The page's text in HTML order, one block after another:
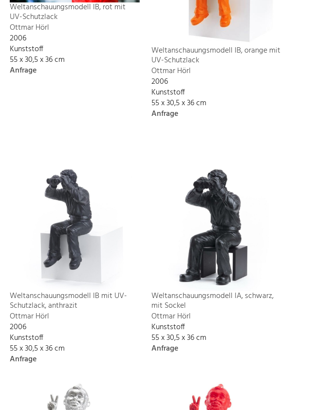
Weltanschauungsmodell IB, rot mit
UV-Schutzlack
Ottmar Hörl
2006
Kunststoff
55 x 30,5 x 36 cm
Anfrage
Weltanschauungsmodell IB, orange mit
UV-Schutzlack
Ottmar Hörl
2006
Kunststoff
55 x 30,5 x 36 cm
Anfrage
Weltanschauungsmodell IB mit UV-
Schutzlack, anthrazit
Ottmar Hörl
2006
Kunststoff
55 x 30,5 x 36 cm
Anfrage
Weltanschauungsmodell IA, schwarz,
mit Sockel
Ottmar Hörl
Kunststoff
55 x 30,5 x 36 cm
Anfrage